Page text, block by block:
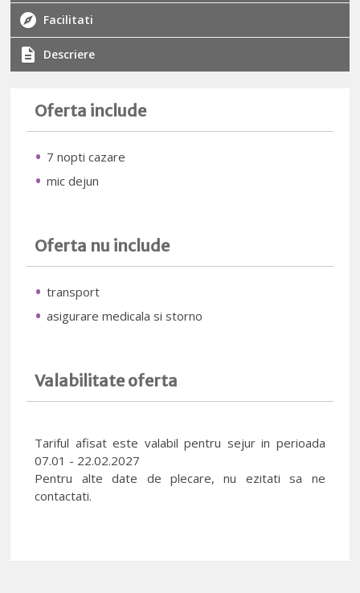
Facilitati
Descriere
Oferta include
7 nopti cazare
mic dejun
Oferta nu include
transport
asigurare medicala si storno
Valabilitate oferta
Tariful afisat este valabil pentru sejur in perioada
07.01 - 22.02.2027
Pentru alte date de plecare, nu ezitati sa ne
contactati.